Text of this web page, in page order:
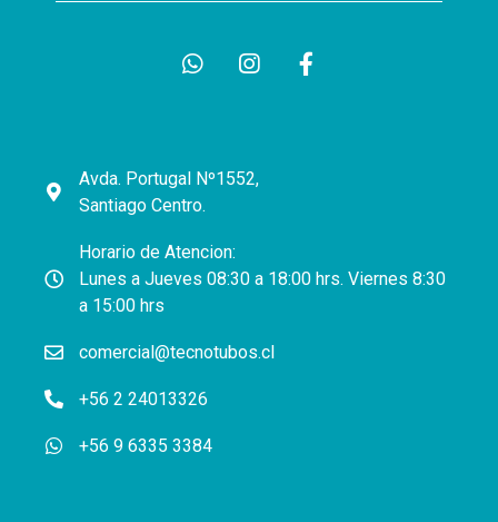
Avda. Portugal Nº1552,
Santiago Centro.
Horario de Atencion:
Lunes a Jueves 08:30 a 18:00 hrs. Viernes 8:30
a 15:00 hrs
comercial@tecnotubos.cl
+56 2 24013326
+56 9 6335 3384